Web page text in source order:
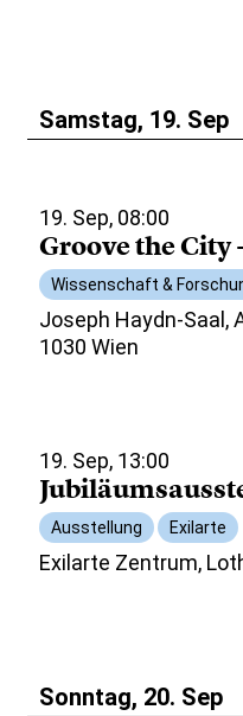
Samstag, 19. Sep
19. Sep, 08:00
Groove the City
Wissenschaft &
Joseph Haydn-Saal,
1030 Wien
19. Sep, 13:00
Ausstellung Exilarte
Exilarte Zentrum,
Sonntag, 20. Sep